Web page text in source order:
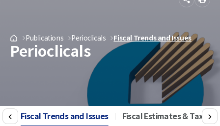
뉴
메
인
으
메
뉴
로
Publications
메
뉴
로
Perioclicals
메
뉴
Fiscal Trends and Issues
Perioclicals
공
인
Fiscal Trends and Issues선택됨Fiscal Estimates & Tax
이
다